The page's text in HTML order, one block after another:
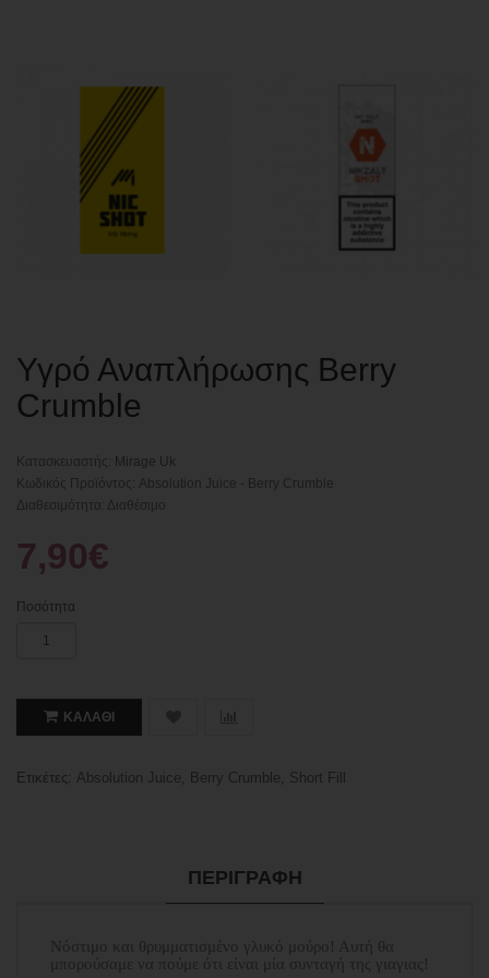
Υγρό Αναπλήρωσης Berry
Crumble
Κατασκευαστής:
Mirage Uk
Κωδικός Προϊόντος: Absolution Juice - Berry Crumble
Διαθεσιμότητα: Διαθέσιμο
7,90€
Ποσότητα
ΚΑΛΆΘΙ
Ετικέτες: Absolution Juice, Berry Crumble, Short Fill
ΠΕΡΙΓΡΑΦΉ
Νόστιμο και θρυμματισμένο γλυκό μούρο! Αυτή θα
μπορούσαμε να πούμε ότι είναι μία συνταγή της γιαγιας!